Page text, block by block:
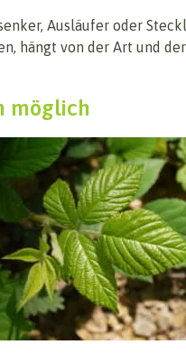
Ausläufer oder
hängt von der Art und der
möglich